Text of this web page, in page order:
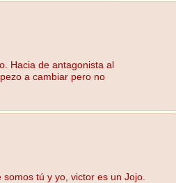
Hacia de antagonista al
a cambiar pero no
tú y yo, victor es un Jojo.